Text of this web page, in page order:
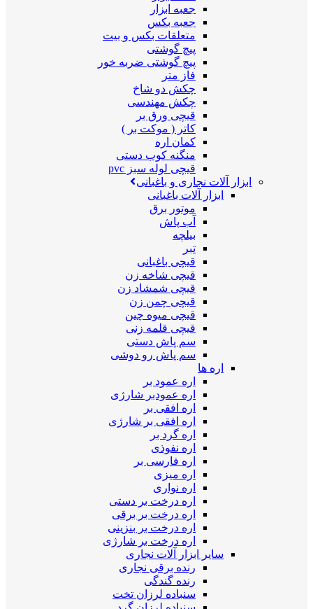
جعبه ابزار
جعبه بکس
متعلقات بکس و بیت
پیچ گوشتی
پیچ گوشتی ضربه خور
فاز متر
چکش دو شاخ
چکش مهندسی
قیچی ورق بر
کاتر ( موکت بر )
کمان اره
منگنه کوب دستی
قیچی لوله سبز pvc
ابزار آلات نجاری و باغبانی
ابزار آلات باغبانی
موتور برق
آب پاش
بیلچه
تبر
قیچی باغبانی
قیچی شاخه زن
قیچی شمشاد زن
قیچی چمن زن
قیچی میوه چین
قیچی قلمه زنی
سم پاش دستی
سم پاش رو دوشی
اره ها
اره عمود بر
اره عمودبر شارژی
اره افقی بر
اره افقی بر شارژی
اره گرد بر
اره نفوذی
اره فارسی بر
اره میزی
اره نواری
اره درخت بر دستی
اره درخت بر برقی
اره درخت بر بنزینی
اره درخت بر شارژی
سایر ابزار آلات نجاری
رنده برقی نجاری
رنده گندگی
سنباده لرزان تخت